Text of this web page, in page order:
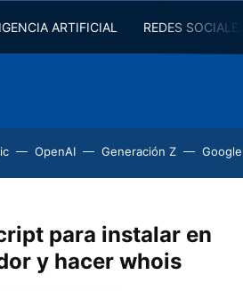
ARTIFICIAL REDES
OpenAI Generación Z
para instalar en
y hacer whois